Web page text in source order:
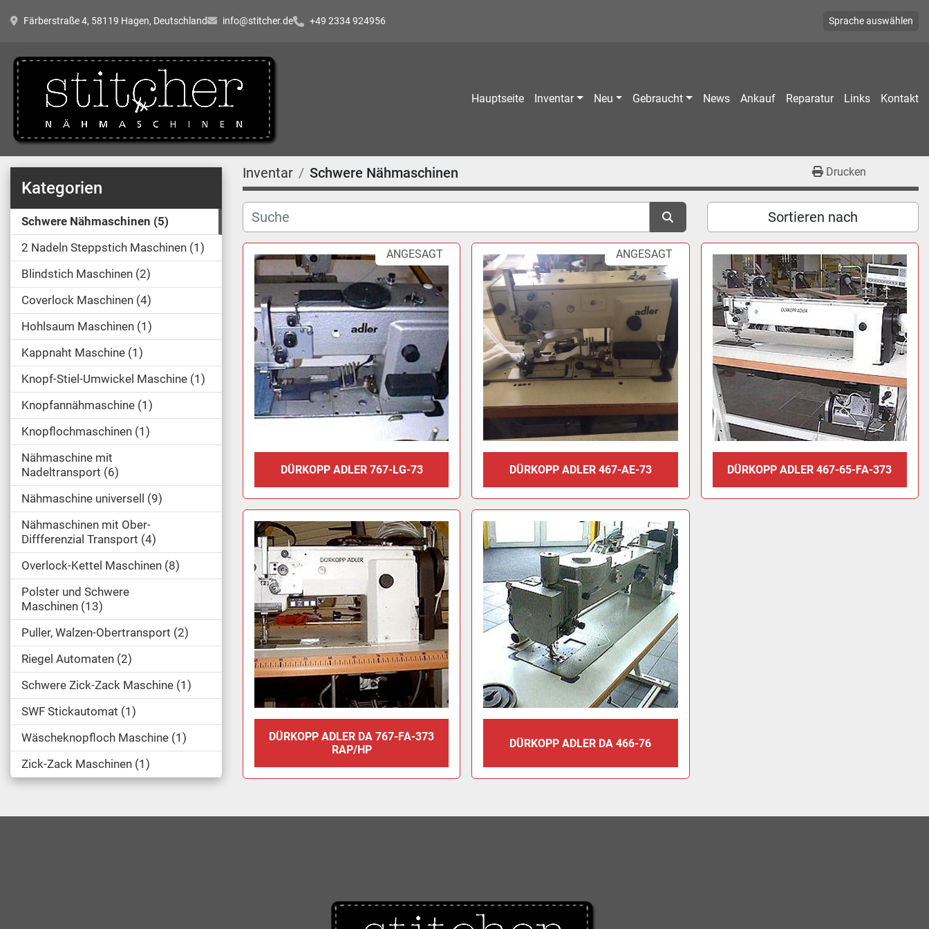
Färberstraße 4, 58119 Hagen, Deutschland info@stitcher.de +49 2334 924956 Sprache auswählen
Hauptseite Inventar Neu Gebraucht News Ankauf Reparatur Links Kontakt
Kategorien
Schwere Nähmaschinen 5
2 Nadeln Steppstich Maschinen 1
Blindstich Maschinen 2
Coverlock Maschinen 4
Hohlsaum Maschinen 1
Kappnaht Maschine 1
Knopf-Stiel-Umwickel Maschine 1
Knopfannähmaschine 1
Knopflochmaschinen 1
Nähmaschine mit
Nadeltransport 6
Nähmaschine universell
9
Nähmaschinen mit Ober-
Diffferenzial Transport 4
Overlock-Kettel Maschinen 8
Polster und Schwere
Maschinen 13
Puller, Walzen-Obertransport 2
Riegel Automaten 2
Schwere Zick-Zack Maschine 1
SWF Stickautomat 1
Wäscheknopfloch Maschine 1
Zick-Zack Maschinen 1
Inventar Schwere Nähmaschinen Drucken
Sortieren nach
ANGESAGT
DÜRKOPP ADLER 767-LG-73
ANGESAGT
DÜRKOPP ADLER 467-AE-73 DÜRKOPP ADLER 467-65-FA-373
DÜRKOPP ADLER DA 767-FA-373
RAP/HP
DÜRKOPP ADLER DA 466-76